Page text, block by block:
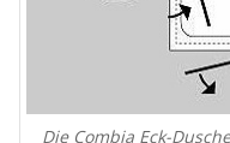
Die Combia Eck-